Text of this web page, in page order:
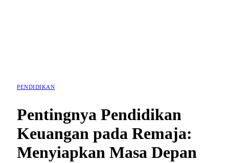
PENDIDIKAN
Pentingnya Pendidikan
Keuangan pada Remaja:
Menyiapkan Masa Depan